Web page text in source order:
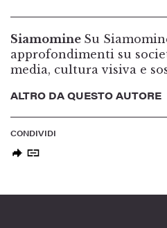
Siamomine Su
approfondimenti su
media, cultura visiva e
ALTRO DA QUESTO AUTORE
CONDIVIDI